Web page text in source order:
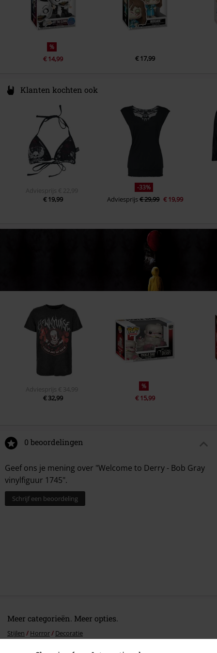
%
€ 14,99 € 17,99
Klanten kochten ook
Adviesprijs
€ 22,99
€ 19,99
-33%
Adviesprijs€ 29,99 € 19,99
Adviesprijs
€ 34,99
€ 32,99
%
€ 15,99
0 beoordelingen
Geef ons je mening over "Welcome to Derry - Bob Gray
vinylfiguur 1745".
Schrijf een beoordeling
Meer categorieën. Meer opties.
Stijlen Horror Decoratie